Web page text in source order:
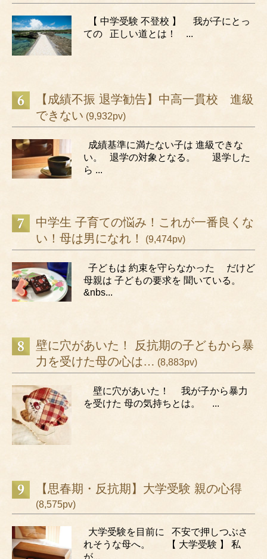
【 中学受験 不登校 】 我が子にとっ
ての 正しい道とは！ ...
【成績不振 退学勧告】中高一貫校 進級
できない (9,932pv)
成績基準に満たない子は 進級できな
い。 退学の対象となる。 退学した
ら ...
中学生 子育ての悩み！これが一番良くな
い！母は男になれ！
(9,474pv)
子どもは 約束を守らなかった だけど
母親は 子どもの要求を 聞いている。
&nbs...
壁に穴があいた！ 反抗期の子どもから暴
力を受けた母の心は… (8,883pv)
壁に穴があいた！ 我が子から暴力
を受けた 母の気持ちとは。 ...
【思春期・反抗期】大学受験 親の心得
(8,575pv)
大学受験を目前に 不安で押しつぶさ
れそうな母へ。 【 大学受験 】 私